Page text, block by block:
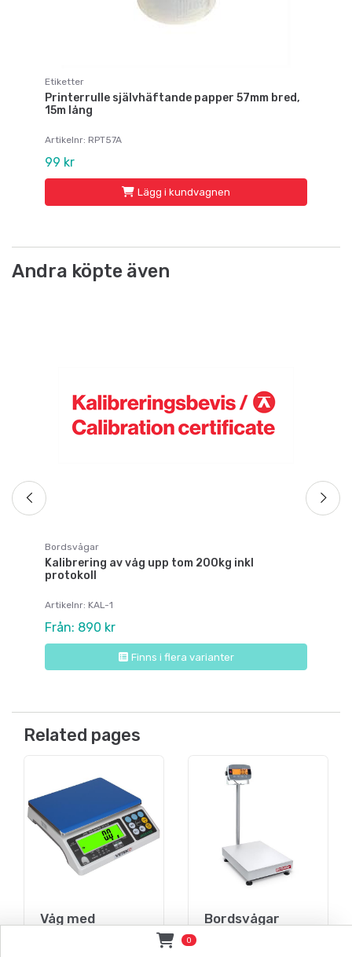
Etiketter
Printerrulle självhäftande papper 57mm bred,
15m lång
Artikelnr: RPT57A
99 kr
Lägg i kundvagnen
Andra köpte även
Bordsvågar
Kalibrering av våg upp tom 200kg inkl
protokoll
Artikelnr: KAL-1
Från: 890 kr
Finns i flera varianter
Related pages
Våg med
Bordsvågar
0